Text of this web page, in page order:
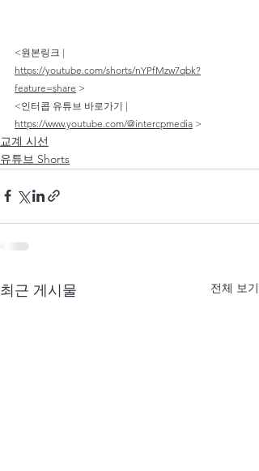
<원본링크 |
https://youtube.com/shorts/nYPfMzw7qbk?
feature=share >
<인터콥 유튜브 바로가기 |
https://www.youtube.com/@intercpmedia >
교계 시선
유튜브 Shorts
최근 게시물 전체 보기